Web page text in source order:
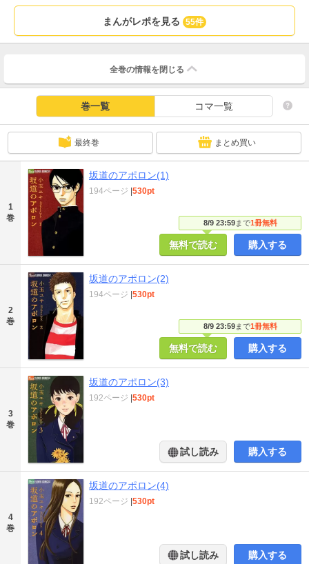
まんがレポを見る 55件
全巻の情報を 閉じる
巻一覧 コマ一覧
最終巻 まとめ買い
1
巻
坂道のアポロン(1)
8/9 23:59まで1冊無料
194ページ |530pt
無料で読む 購入する
2
巻
坂道のアポロン(2)
8/9 23:59まで1冊無料
194ページ |530pt
無料で読む 購入する
3
巻
坂道のアポロン(3)
192ページ |530pt
試し読み 購入する
4
巻
坂道のアポロン(4)
192ページ |530pt
試し読み 購入する